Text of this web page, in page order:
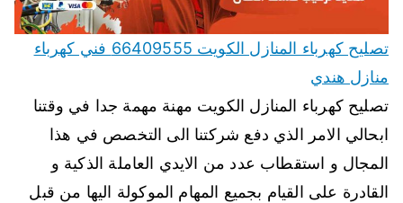
تصليح كهرباء المنازل الكويت 66409555 فني كهرباء
منازل هندي
تصليح كهرباء المنازل الكويت مهنة مهمة جدا في وقتنا
ابحالي الامر الذي دفع شركتنا الى التخصص في هذا
المجال و استقطاب عدد من الايدي العاملة الذكية و
القادرة على القيام بجميع المهام الموكولة اليها من قبل